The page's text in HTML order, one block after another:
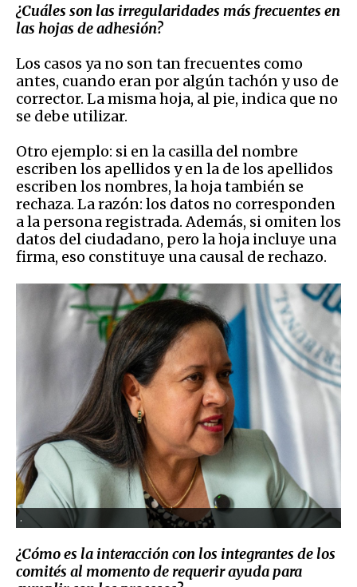
¿Cuáles son las irregularidades más frecuentes en
las hojas de adhesión?
Los casos ya no son tan frecuentes como
antes, cuando eran por algún tachón y uso de
corrector. La misma hoja, al pie, indica que no
se debe utilizar.
Otro ejemplo: si en la casilla del nombre
escriben los apellidos y en la de los apellidos
escriben los nombres, la hoja también se
rechaza. La razón: los datos no corresponden
a la persona registrada. Además, si omiten los
datos del ciudadano, pero la hoja incluye una
firma, eso constituye una causal de rechazo.
.
¿Cómoes la interacción con los integrantes de los
comités al momento de requerir ayuda para